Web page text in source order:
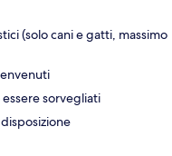
(solo cani e gatti, massimo
sorvegliati